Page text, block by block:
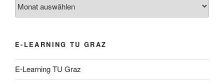
E-LEARNING TU GRAZ
E-Learning TU Graz